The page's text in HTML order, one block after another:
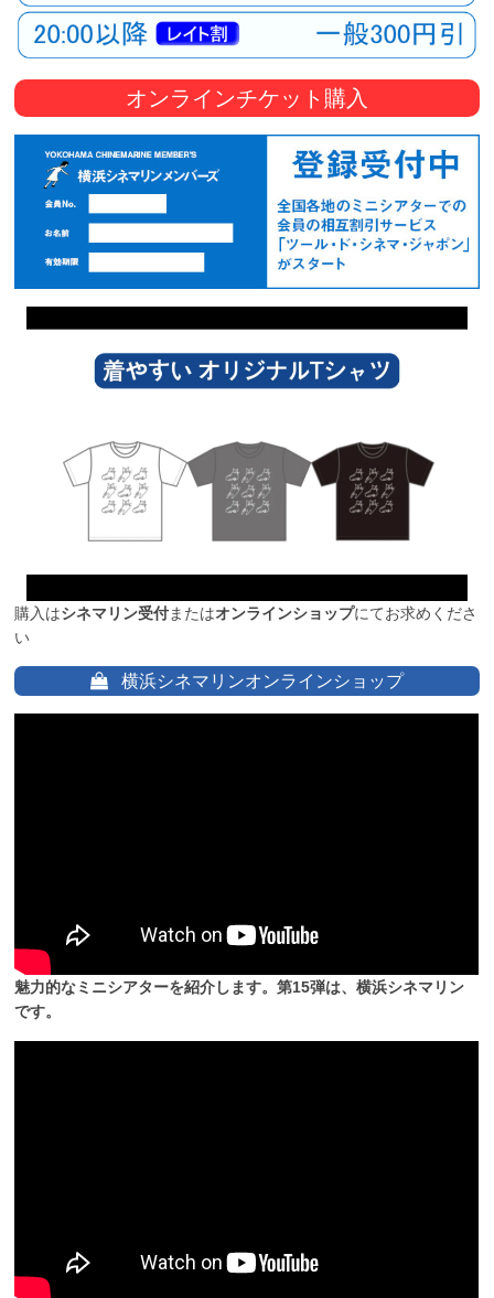
オンラインチケット購入
購入はシネマリン受付またはオンラインショップにてお求めくださ
い
横浜シネマリンオンラインショップ
魅力的なミニシアターを紹介します。第15弾は、横浜シネマリン
です。